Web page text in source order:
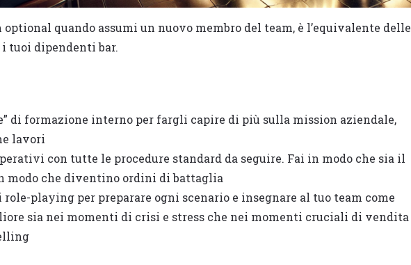
optional quando assumi un nuovo membro del team, è l’equivalente delle
tuoi dipendenti bar.
di formazione interno per fargli capire di più sulla mission aziendale,
lavori
con tutte le procedure standard da seguire. Fai in modo che sia il
modo che diventino ordini di battaglia
playing per preparare ogni scenario e insegnare al tuo team come
sia nei momenti di crisi e stress che nei momenti cruciali di vendita